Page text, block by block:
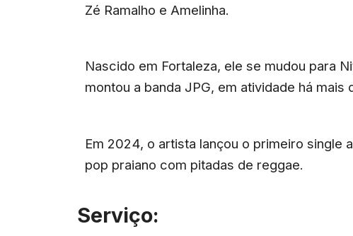
Zé Ramalho e Amelinha.
Nascido em Fortaleza, ele se mudou para
montou a banda JPG, em atividade há mais
Em 2024, o artista lançou o primeiro single
pop praiano com pitadas de reggae.
Serviço: